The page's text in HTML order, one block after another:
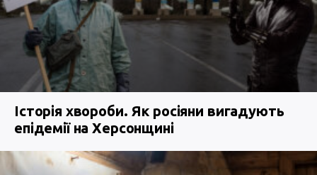
Історія хвороби. Як росіяни вигадують
епідемії на Херсонщині